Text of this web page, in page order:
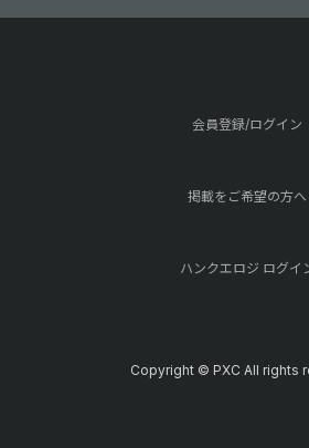
会員登録/ログイン
掲載をご希望の方へ
ハンクエロジ ログイ
Copyright © PXC All rights